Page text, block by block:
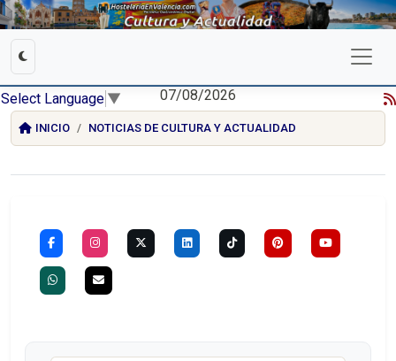
Select Language ▼ 07/08/2026
INICIO NOTICIAS DE CULTURA Y ACTUALIDAD